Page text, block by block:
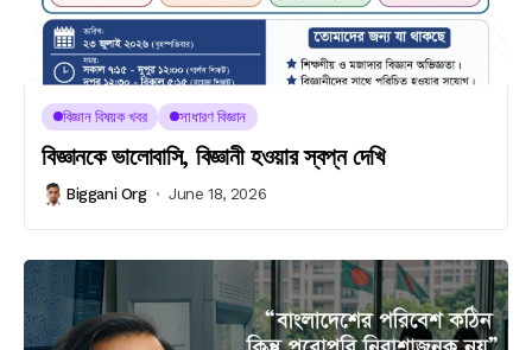
বিজ্ঞান বিষয়ক খবর সাধারণ বিজ্ঞান
বিজ্ঞানকে ভালোবাসি, বিজ্ঞানী হওয়ার স্বপ্ন দেখি
Biggani Org June 18, 2026